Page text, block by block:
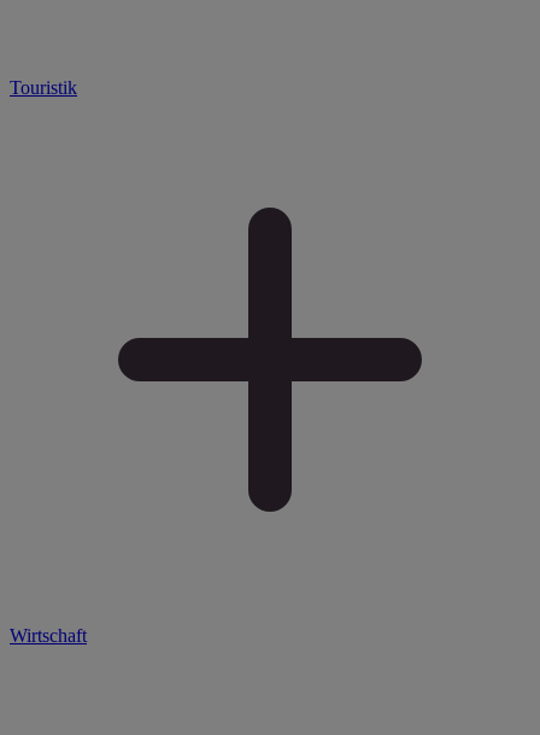
Touristik
Wirtschaft